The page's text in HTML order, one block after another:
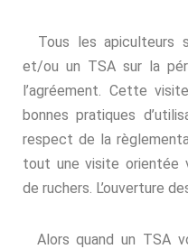
Tous les apiculteurs
et/ou un TSA sur la
l’agréement. Cette
bonnes pratiques
respect de la
tout une visite orientée
de ruchers. L’ouverture
Alors quand un TSA